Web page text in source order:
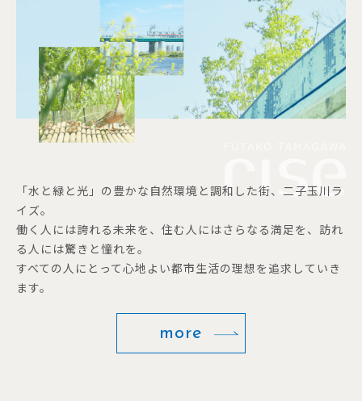
「水と緑と光」の豊かな自然環境と調和した街、二子玉川ラ
イズ。
働く人には誇れる未来を、住む人にはさらなる満足を、訪れ
る人には驚きと憧れを。
すべての人にとって心地よい都市生活の理想を追求していき
ます。
more